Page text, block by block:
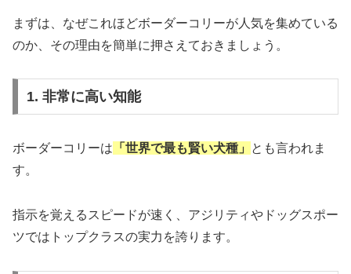
まずは、なぜこれほどボーダーコリーが人気を集めている
のか、その理由を簡単に押さえておきましょう。
1. 非常に高い知能
ボーダーコリーは 「世界で最も賢い犬種」
とも言われま
す。
指示を覚えるスピードが速く、アジリティやドッグスポー
ツではトップクラスの実力を誇ります。